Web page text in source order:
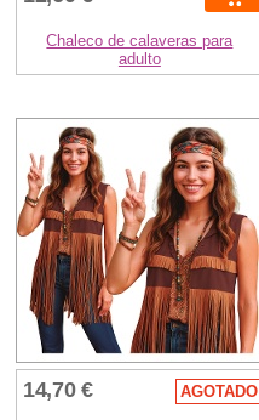
Chaleco de calaveras para
adulto
14,70 € AGOTADO